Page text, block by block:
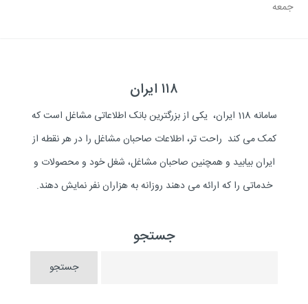
جمعه
۱۱۸ ایران
سامانه 118 ایران، یکی از بزرگترین بانک اطلاعاتی مشاغل است که
کمک می کند راحت تر، اطلاعات صاحبان مشاغل را در هر نقطه از
ایران بیابید و همچنین صاحبان مشاغل، شغل خود و محصولات و
خدماتی را که ارائه می دهند روزانه به هزاران نفر نمایش دهند.
جستجو